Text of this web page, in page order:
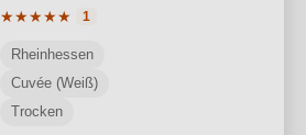
★★★★★
Durchschnittliche Bewertung von 5
1
Rheinhessen
Cuvée (Weiß)
Trocken